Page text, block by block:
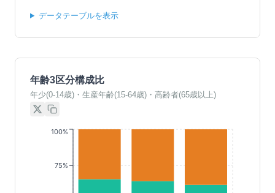
データテーブルを表示
年齢3区分構成比
年少(0-14歳)・生産年齢(15-64歳)・高齢者(65歳以上)
75%
100%